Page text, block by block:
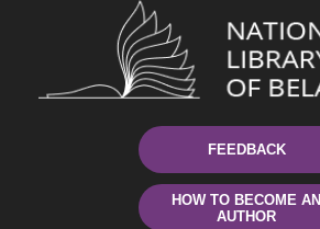
FEEDBACK
HOW TO BECOME AN
AUTHOR